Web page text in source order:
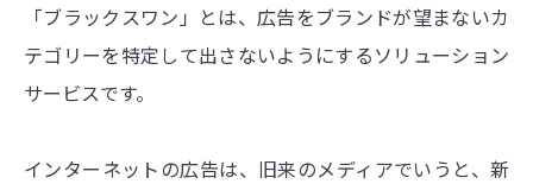
「ブラックスワン」とは、広告をブランドが望まないカ
テゴリーを特定して出さないようにするソリューション
サービスです。
インターネットの広告は、旧来のメディアでいうと、新